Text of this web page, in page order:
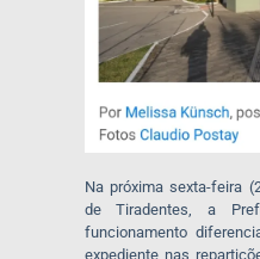
Na próxima sexta-feira
de Tiradentes, a
funcionamento
expediente nas